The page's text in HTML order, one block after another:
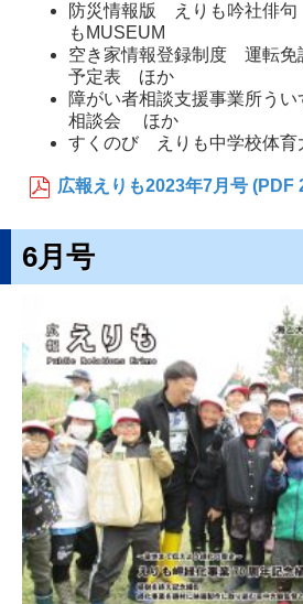
防災情報版 えりも吟社俳
もMUSEUM
空き家情報登録制度 運転
予定表 ほか
障がい者相談支援事業所う
相談会 ほか
すくのび えりも中学校体育
広報えりも2023年7月号 (PDF
6月号